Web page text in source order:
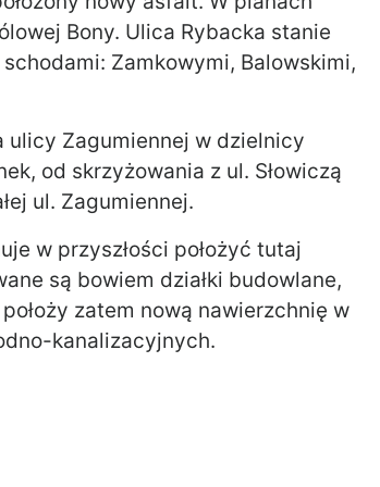
Bony. Ulica Rybacka stanie
Zamkowymi, Balowskimi,
ulicy Zagumiennej w dzielnicy
od skrzyżowania z ul. Słowiczą
ul. Zagumiennej.
w przyszłości położyć tutaj
są bowiem działki budowlane,
zatem nową nawierzchnię w
kanalizacyjnych.